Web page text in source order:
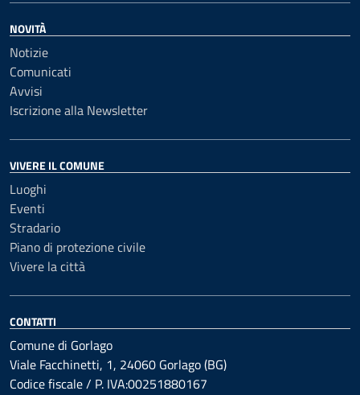
NOVITÀ
Notizie
Comunicati
Avvisi
Iscrizione alla Newsletter
VIVERE IL COMUNE
Luoghi
Eventi
Stradario
Piano di protezione civile
Vivere la città
CONTATTI
Comune di Gorlago
Viale Facchinetti, 1, 24060 Gorlago (BG)
Codice fiscale / P. IVA:00251880167